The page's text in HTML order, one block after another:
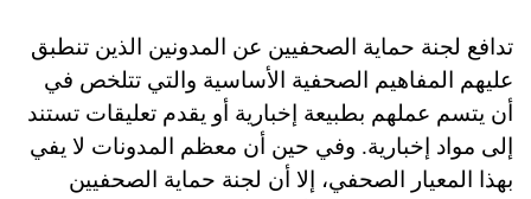
تدافع لجنة حماية الصحفيين عن المدونين الذين تنطبق
عليهم المفاهيم الصحفية الأساسية والتي تتلخص في
أن يتسم عملهم بطبيعة إخبارية أو يقدم تعليقات تستند
إلى مواد إخبارية. وفي حين أن معظم المدونات لا يفي
بهذا المعيار الصحفي، إلا أن لجنة حماية الصحفيين